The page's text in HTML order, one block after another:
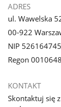
ADRES
ul. Wawelska
00-922
NIP
Regon
KONTAKT
Skontaktuj się